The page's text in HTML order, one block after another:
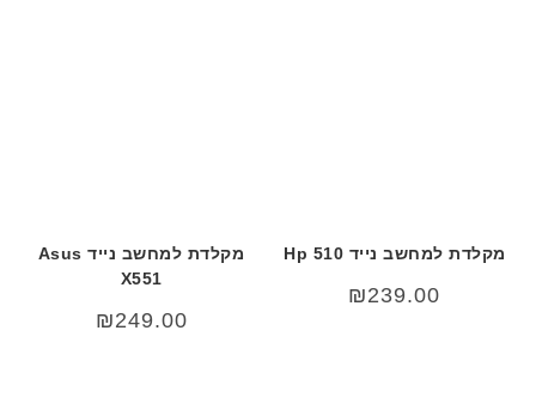
מקלדת למחשב נייד Hp 510
₪239.00
מקלדת למחשב נייד Asus
X551
₪249.00